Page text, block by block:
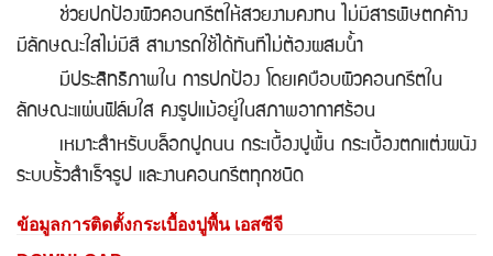
ช่วยปกป้องผิวคอนกรีตให้สวยงามคงทน ไม่มีสารพิษตกค้าง
มีลักษณะใสไม่มีสี สามารถใช้ได้ทันทีไม่ต้องผสมน้ำ
มีประสิทธิภาพใน การปกป้อง โดยเคบือบผิวคอนกรีตใน
ลักษณะแผ่นฟิล์มใส คงรูปแม้อยู่ในสภาพอากาศร้อน
เหมาะสำหรับบล็อกปูถนน กระเบื้องปูพื้น กระเบื้องตกแต่งผนัง
ระบบรั้วสำเร็จรูป และงานคอนกรีตทุกชนิด
ข้อมูลการติดตั้งกระเบื้องปูพื้น เอสซีจี